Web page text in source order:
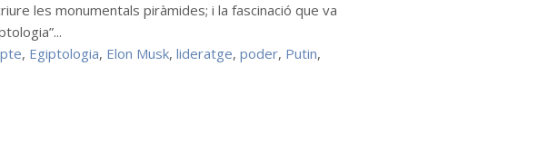
les monumentals piràmides; i la fascinació que va
, Egiptologia, Elon Musk, lideratge, poder, Putin,